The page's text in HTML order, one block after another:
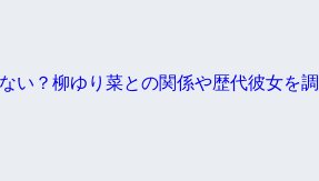
い？柳ゆり菜との関係や歴代彼女を調